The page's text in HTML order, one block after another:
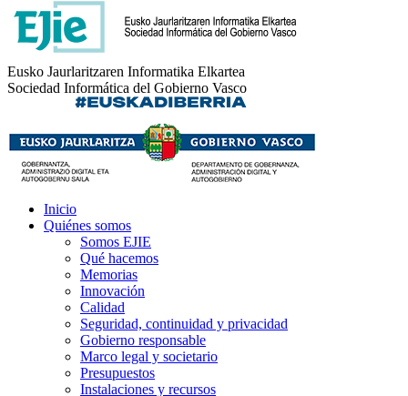
Eusko Jaurlaritzaren Informatika Elkartea
Sociedad Informática del Gobierno Vasco
Inicio
Quiénes somos
Somos EJIE
Qué hacemos
Memorias
Innovación
Calidad
Seguridad, continuidad y privacidad
Gobierno responsable
Marco legal y societario
Presupuestos
Instalaciones y recursos